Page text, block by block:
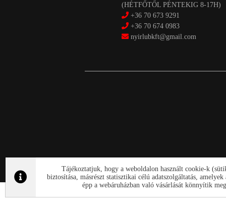
(HÉTFŐTŐL PÉNTEKIG 8-17H)
+36 70 673 9291
+36 70 674 0983
nyirlubkft@gmail.com
Tájékoztatjuk, hogy a weboldalon használt cookie-k
biztosítása, másrészt statisztikai célú adatszolgáltatás,
épp a webáruházban való vásárlását könnyítik